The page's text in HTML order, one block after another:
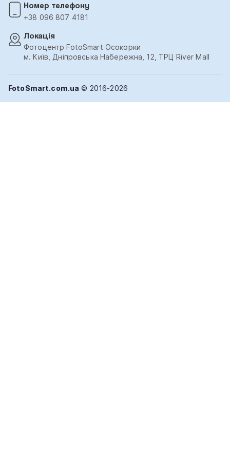
Номер телефону
+38 096 807 4181
Локація
Фотоцентр FotoSmart Осокорки
м. Київ, Дніпровська Набережна, 12, ТРЦ River Mall
FotoSmart.com.ua © 2016-2026